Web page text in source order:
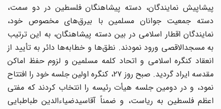
پیشاپیش نمایندگان، دسته پیشاهنگان فلسطین در دو سمت،
دسته جمعیت جوانان مسلمین با بیرق‌های مخصوص خود،
نمایندگان اقطار اسلامی در بین دسته پیشاهنگان، به این ترتیب
به مسجدالاقصی ورود نمودند. نطق‌ها و خطابه‌ها دائر به تأیید از
انعقاد کنگره اسلامی و اتحاد کلمه مسلمین و لزوم حفظ اماکن
مقدسه ایراد گردید. صبح روز ۲۷، کنگره اولین جلسه خود را افتتاح
نمود، و در دومین جلسه هیأت رئیسه را انتخاب کردند که مفتی
اعظم فلسطین به ریاست، و ضمناً آقاسیدضیاءالدین طباطبایی